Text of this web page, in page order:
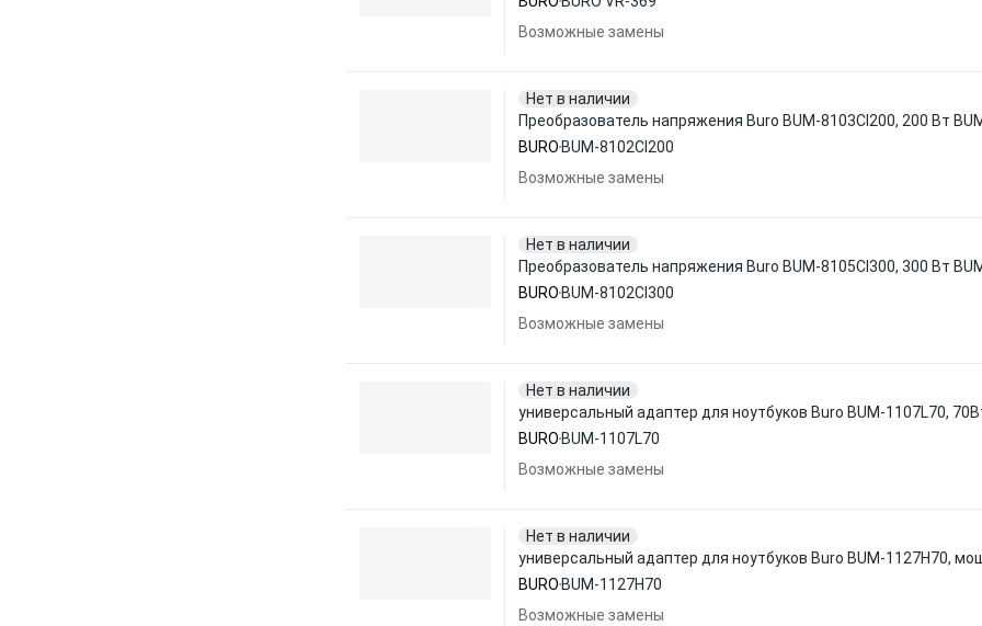
Возможные замены
Нет в наличии
Преобразователь напряжения Buro BUM-8103CI200, 200 Вт
BURO BUM-8102CI200
Возможные замены
Нет в наличии
Преобразователь напряжения Buro BUM-8105CI300, 300 Вт
BURO BUM-8102CI300
Возможные замены
Нет в наличии
универсальный адаптер для ноутбуков Buro BUM-1107L70,
BURO BUM-1107L70
Возможные замены
Нет в наличии
универсальный адаптер для ноутбуков Buro BUM-1127H70,
BURO BUM-1127H70
Возможные замены